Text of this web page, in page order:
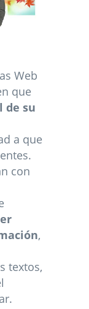
Web
que
de su
a que
con
,
textos,